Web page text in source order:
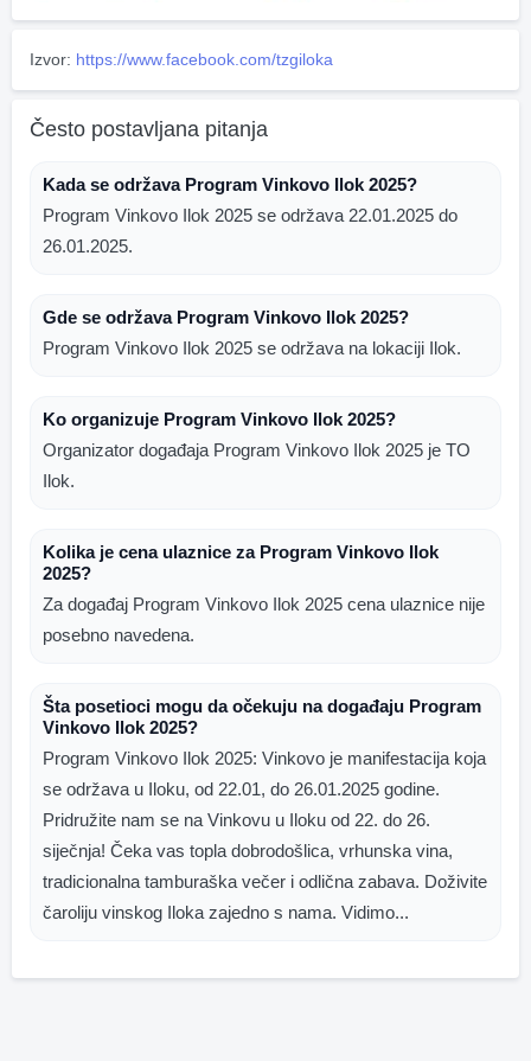
Izvor: https://www.facebook.com/tzgiloka
Često postavljana pitanja
Kada se održava Program Vinkovo Ilok 2025?
Program Vinkovo Ilok 2025 se održava 22.01.2025 do
26.01.2025.
Gde se održava Program Vinkovo Ilok 2025?
Program Vinkovo Ilok 2025 se održava na lokaciji Ilok.
Ko organizuje Program Vinkovo Ilok 2025?
Organizator događaja Program Vinkovo Ilok 2025 je TO
Ilok.
Kolika je cena ulaznice za Program Vinkovo Ilok
2025?
Za događaj Program Vinkovo Ilok 2025 cena ulaznice nije
posebno navedena.
Šta posetioci mogu da očekuju na događaju Program
Vinkovo Ilok 2025?
Program Vinkovo Ilok 2025: Vinkovo je manifestacija koja
se održava u Iloku, od 22.01, do 26.01.2025 godine.
Pridružite nam se na Vinkovu u Iloku od 22. do 26.
siječnja! Čeka vas topla dobrodošlica, vrhunska vina,
tradicionalna tamburaška večer i odlična zabava. Doživite
čaroliju vinskog Iloka zajedno s nama. Vidimo...